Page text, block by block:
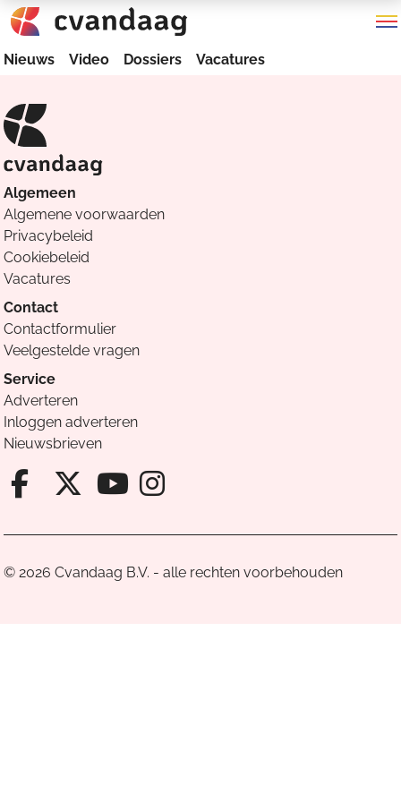
Nieuws Video Dossiers Vacatures
Algemeen
Algemene voorwaarden
Privacybeleid
Cookiebeleid
Vacatures
Contact
Contactformulier
Veelgestelde vragen
Service
Adverteren
Inloggen adverteren
Nieuwsbrieven
Facebook van Cvandaag
X van Cvandaag
Instagram van
© 2026 Cvandaag B.V. - alle rechten voorbehouden